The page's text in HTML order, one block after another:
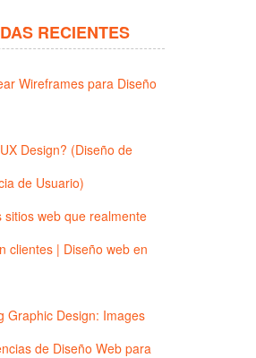
RECIENTES
Wireframes para Diseño
Design? (Diseño de
de Usuario)
sitios web que realmente
clientes | Diseño web en
Graphic Design: Images
de Diseño Web para